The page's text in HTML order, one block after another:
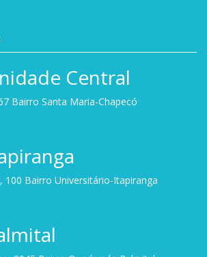
Central
Bairro Santa Maria-Chapecó
100 Bairro Universitário-Itapiranga